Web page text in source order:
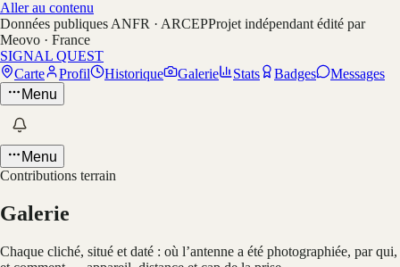
Aller au contenu
Données publiques ANFR · ARCEPProjet indépendant édité par
Meovo · France
SIGNAL QUEST
Carte
Profil Historique Galerie Stats Badges
Messages
Menu
Menu
Contributions terrain
Galerie
Chaque cliché, situé et daté : où l’antenne a été photographiée, par qui,